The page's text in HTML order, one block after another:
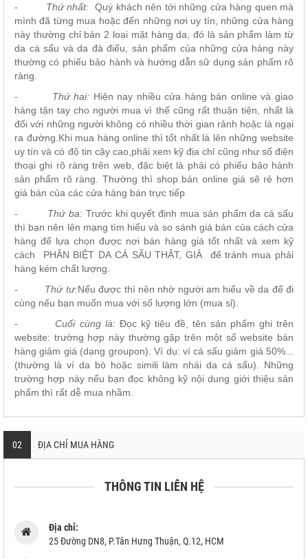
- Thứ nhất: Quý khách nên tới những cửa hàng quen mà
mình đã từng mua hoặc đến những nơi uy tín, những cửa hàng
này thường chỉ bán 2 loại mặt hàng da, đó là sản phẩm làm từ
da cá sấu và da đà điểu, sản phẩm của những cửa hàng này
thường có phiếu bảo hành và hướng dẫn sữ dụng sản phẩm rõ
ràng.
- Thứ hai: Hiện nay nhiều cửa hàng bán online và giao
hàng tận tay cho người mua vì thế cũng rất thuận tiện, nhất là
đối với những người không có nhiều thời gian rảnh hoặc là ngại
ra đường.Khi mua hàng online thì tốt nhất là lên những website
uy tín và có độ tin cậy cao,phải xem kỹ địa chỉ cũng như số điện
thoại ghi rõ ràng trên web, đặc biệt là phải có phiếu bảo hành
sản phẩm rõ ràng. Thường thì shop bán online giá sẽ rẻ hơn
giá bán của các cửa hàng bán trực tiếp
- Thứ ba: Trước khi quyết định mua sản phẩm da cá sấu
thì bạn nên lên mạng tìm hiểu và so sánh giá bán của cách cửa
hàng để lựa chọn được nơi bán hàng giá tốt nhất và xem kỹ
cách PHÂN BIỆT DA CÁ SẤU THẬT, GIẢ để tránh mua phải
hàng kém chất lượng.
- Thứ tư:Nếu được thì nên nhờ người am hiểu về da để đi
cùng nếu bạn muốn mua với số lượng lớn (mua sỉ).
-Cuối cùng là: Đọc kỹ tiêu đề, tên sản phẩm ghi trên
website: trường hợp này thường gặp trên một số website bán
hàng giảm giá (dạng groupon). Ví dụ: ví cá sấu giảm giá 50%...
(thường là ví da bò hoặc simili làm nhái da cá sấu). Những
trường hợp này nếu bạn đọc không kỹ nội dung giới thiệu sản
phẩm thì rất dễ mua nhầm.
02 ĐỊA CHỈ MUA HÀNG
THÔNG TIN LIÊN HỆ
Địa chỉ:
25 Đường DN8, P.Tân Hưng Thuận, Q.12, HCM